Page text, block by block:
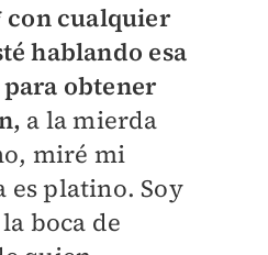
cualquier
hablando esa
obtener
a la mierda
miré mi
es platino. Soy
boca de